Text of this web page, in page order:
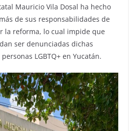
Mauricio Vila Dosal ha hecho
de sus responsabilidades de
la reforma, lo cual impide que
ser denunciadas dichas
LGBTQ+ en Yucatán.